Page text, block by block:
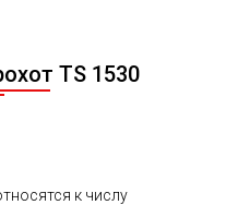
TS 1530
к числу